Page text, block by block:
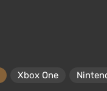
Xbox One